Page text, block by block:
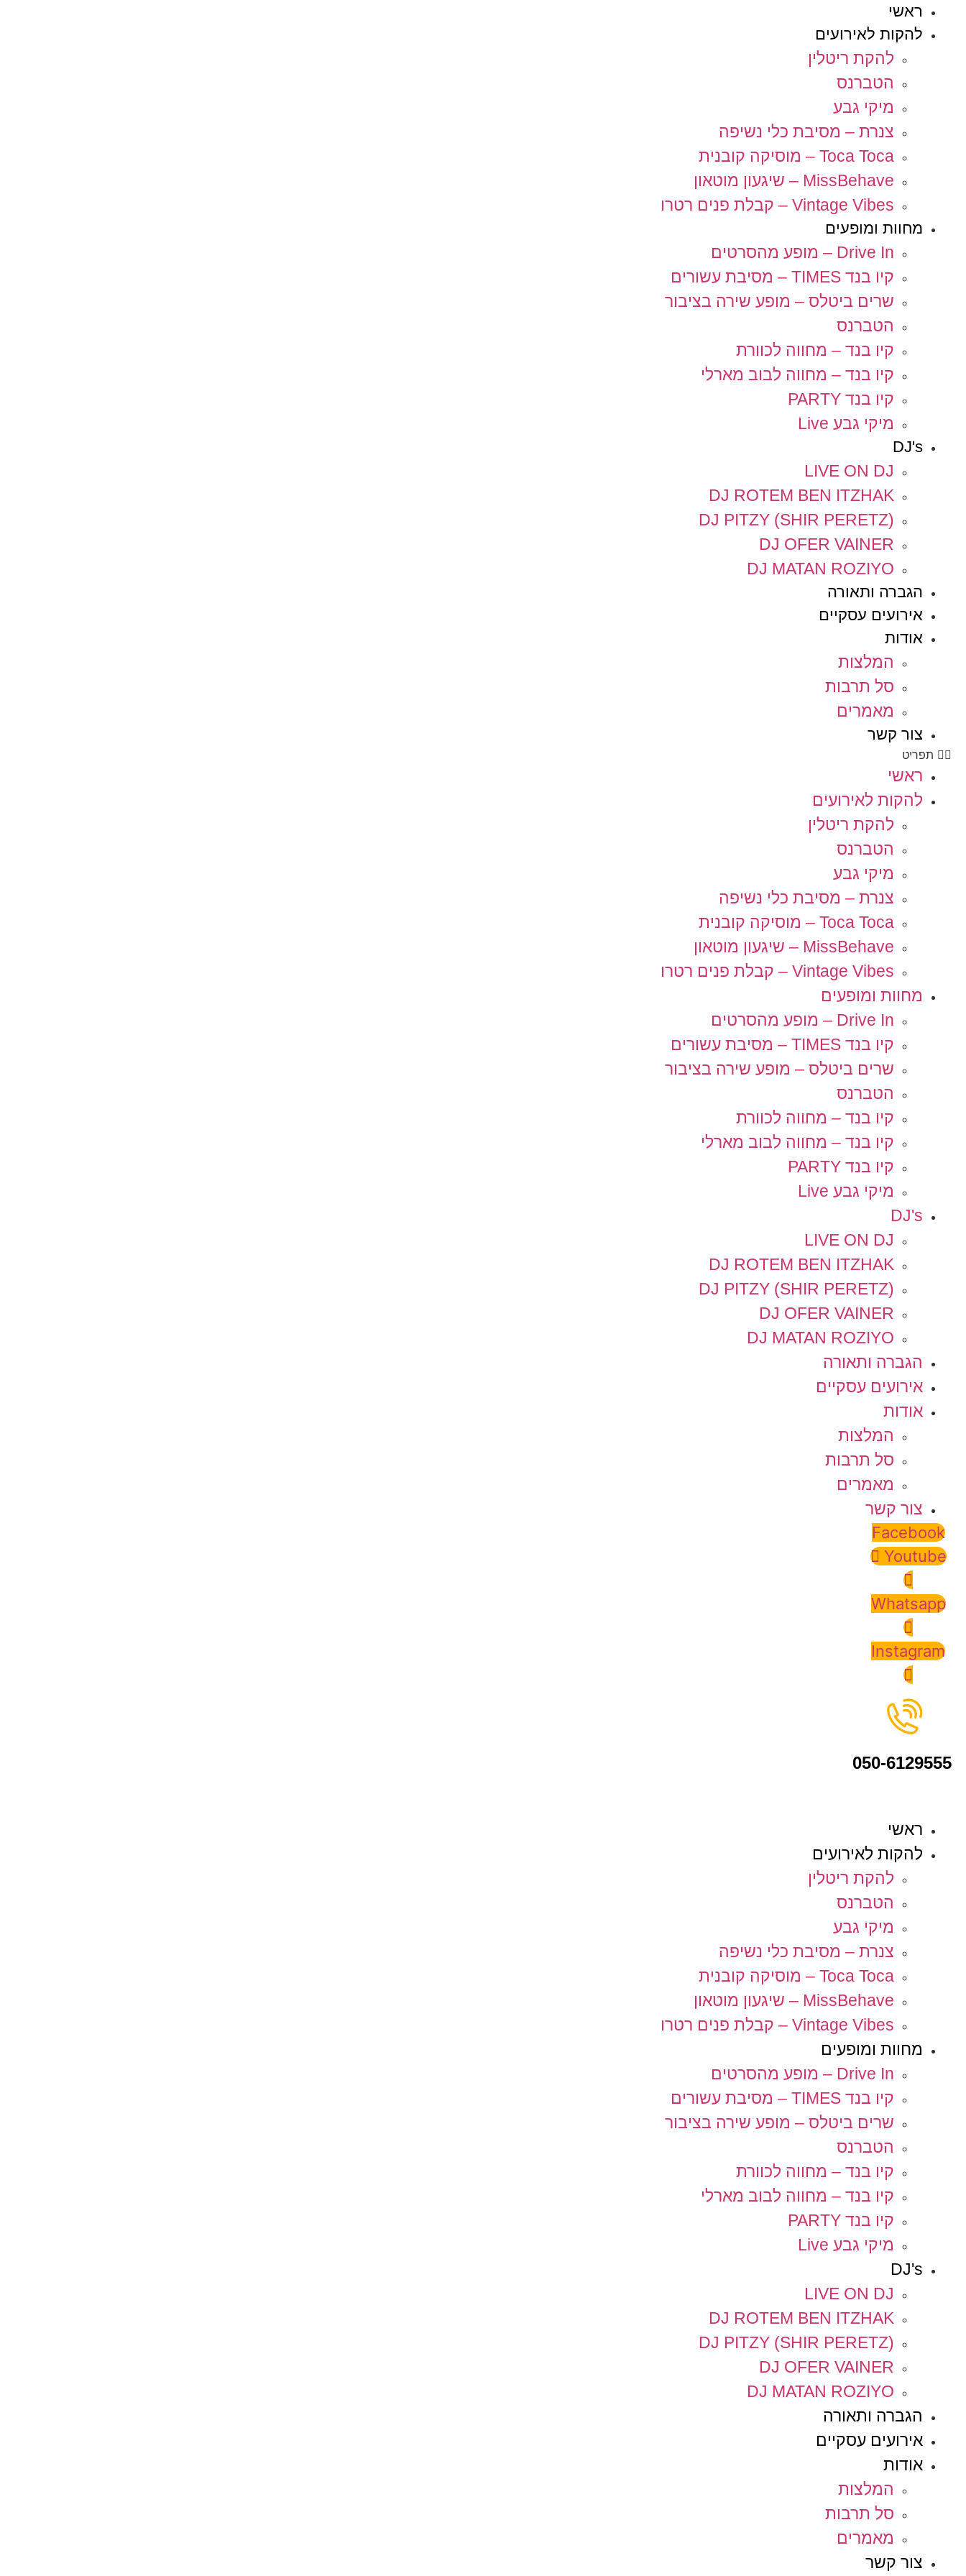
ראשי
להקות לאירועים
להקת ריטלין
הטברנס
מיקי גבע
צנרת – מסיבת כלי נשיפה
Toca Toca – מוסיקה קובנית
MissBehave – שיגעון מוטאון
Vintage Vibes – קבלת פנים רטרו
מחוות ומופעים
Drive In – מופע מהסרטים
קיו בנד TIMES – מסיבת עשורים
שרים ביטלס – מופע שירה בציבור
הטברנס
קיו בנד – מחווה לכוורת
קיו בנד – מחווה לבוב מארלי
קיו בנד PARTY
מיקי גבע Live
DJ's
LIVE ON DJ
DJ ROTEM BEN ITZHAK
DJ PITZY (SHIR PERETZ)
DJ OFER VAINER
DJ MATAN ROZIYO
הגברה ותאורה
אירועים עסקיים
אודות
המלצות
סל תרבות
מאמרים
צור קשר
תפריט
ראשי
להקות לאירועים
להקת ריטלין
הטברנס
מיקי גבע
צנרת – מסיבת כלי נשיפה
Toca Toca – מוסיקה קובנית
MissBehave – שיגעון מוטאון
Vintage Vibes – קבלת פנים רטרו
מחוות ומופעים
Drive In – מופע מהסרטים
קיו בנד TIMES – מסיבת עשורים
שרים ביטלס – מופע שירה בציבור
הטברנס
קיו בנד – מחווה לכוורת
קיו בנד – מחווה לבוב מארלי
קיו בנד PARTY
מיקי גבע Live
DJ's
LIVE ON DJ
DJ ROTEM BEN ITZHAK
DJ PITZY (SHIR PERETZ)
DJ OFER VAINER
DJ MATAN ROZIYO
הגברה ותאורה
אירועים עסקיים
אודות
המלצות
סל תרבות
מאמרים
צור קשר
Facebook
Youtube
Whatsapp
Instagram
050-6129555
ראשי
להקות לאירועים
להקת ריטלין
הטברנס
מיקי גבע
צנרת – מסיבת כלי נשיפה
Toca Toca – מוסיקה קובנית
MissBehave – שיגעון מוטאון
Vintage Vibes – קבלת פנים רטרו
מחוות ומופעים
Drive In – מופע מהסרטים
קיו בנד TIMES – מסיבת עשורים
שרים ביטלס – מופע שירה בציבור
הטברנס
קיו בנד – מחווה לכוורת
קיו בנד – מחווה לבוב מארלי
קיו בנד PARTY
מיקי גבע Live
DJ's
LIVE ON DJ
DJ ROTEM BEN ITZHAK
DJ PITZY (SHIR PERETZ)
DJ OFER VAINER
DJ MATAN ROZIYO
הגברה ותאורה
אירועים עסקיים
אודות
המלצות
סל תרבות
מאמרים
צור קשר